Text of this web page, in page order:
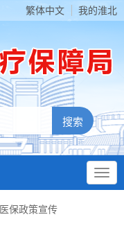
繁体中文 我的淮北
医保政策宣传